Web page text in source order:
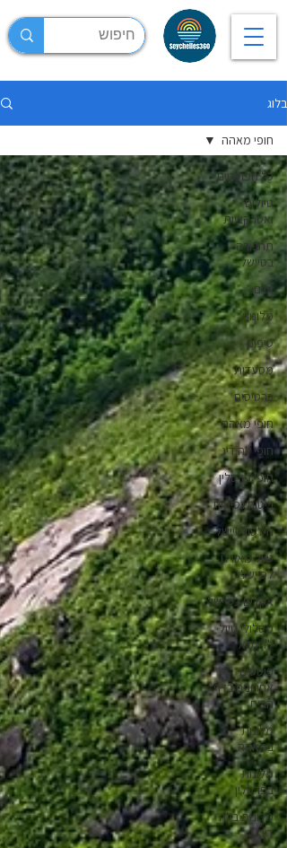
בלוג
כל הפוסטים
טיולים
ואטרקציות
תחבורה
בסיישל
איים
מלונות
טיפים
מסעדות
כרטיסים
חופי מאהה
חופי לה דיג
חופי פרסלין
ביטוח נסיעות
הילטון סיישל
טיול מאורגן
לסיישל
אקלים בסיישל
מסלולי טיול
לדוגמא
פוסטים
אחרונים בדף
הבית
מלונות
במאהה
מלונות
בפרסלין
מלונות בלה
דיג
חופי מאהה